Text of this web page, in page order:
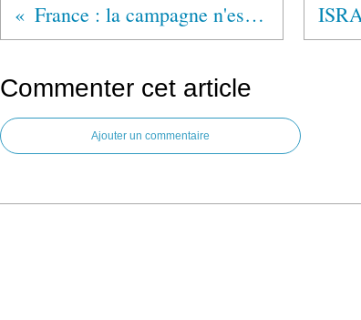
France : la campagne n'est pas finie
Commenter cet article
Ajouter un commentaire